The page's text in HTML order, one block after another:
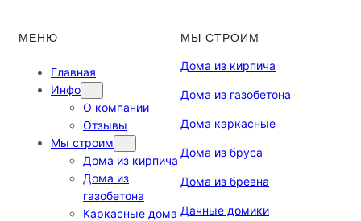
МЕНЮ
Главная
Инфо
О компании
Отзывы
Мы строим
Дома из кирпича
Дома из
газобетона
Каркасные дома
МЫ СТРОИМ
Дома из кирпича
Дома из газобетона
Дома каркасные
Дома из бруса
Дома из бревна
Дачные домики